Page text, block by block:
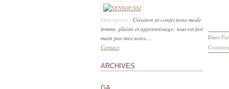
Description : Création et confections mode
femme, plaisir et apprentissage; tout est fait
main par mes soins....
Contact
ARCHIVES
Dans